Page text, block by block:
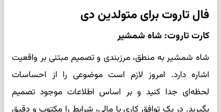
فال تاروت برای متولدین دی
کارت تاروت: شاه شمشیر
شاه شمشیر به منطق، مرزبندی و تصمیم مبتنی بر واقعیت
اشاره دارد. امروز لازم است موضوعی را از احساسات
لحظه‌ای جدا کنید و بر اساس اطلاعات موجود تصمیم